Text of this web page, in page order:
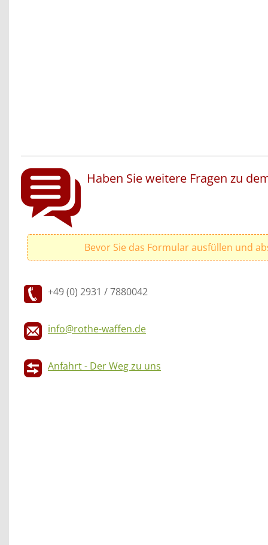
Haben Sie weitere Fragen zu
Bevor Sie das Formular ausfüllen und
+49 (0) 2931 / 7880042
info@rothe-waffen.de
Anfahrt - Der Weg zu uns